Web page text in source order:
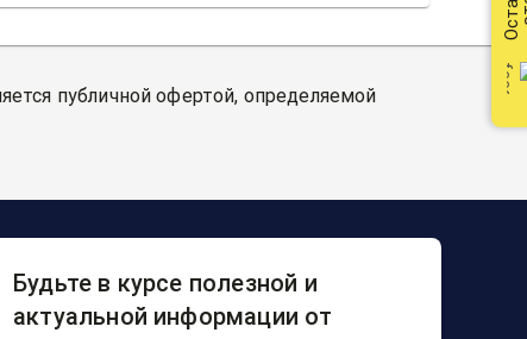
публичной офертой, определяемой
Будьте в курсе полезной и
актуальной информации от